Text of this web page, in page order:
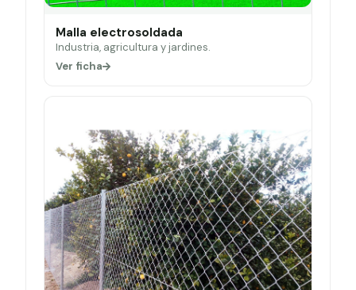
Malla electrosoldada
Industria, agricultura y jardines.
Ver ficha